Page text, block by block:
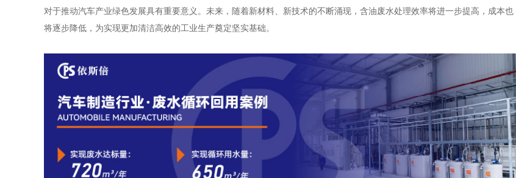
对于推动汽车产业绿色发展具有重要意义。未来，随着新材料、新技术的不断涌现，含油废水处理效率将进一步提高，成本也
将逐步降低，为实现更加清洁高效的工业生产奠定坚实基础。